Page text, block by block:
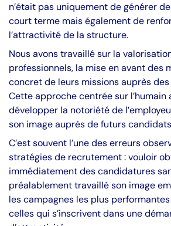
n’était pas uniquement de générer
court terme mais également de
l’attractivité de la structure.
Nous avons travaillé sur la
professionnels, la mise en avant des
concret de leurs missions auprès
Cette approche centrée sur l’humain
développer la notoriété de
son image auprès de futurs
C’est souvent l’une des erreurs
stratégies de recrutement : vouloir
immédiatement des candidatures
préalablement travaillé son image
les campagnes les plus
celles qui s’inscrivent dans une